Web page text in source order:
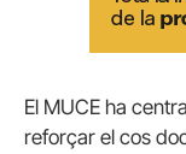
El MUCE ha
reforçar el cos